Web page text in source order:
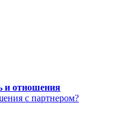
и отношения
с партнером?